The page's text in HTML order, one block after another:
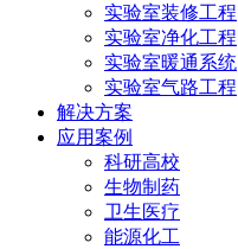
实验室装修工程
实验室净化工程
实验室暖通系统
实验室气路工程
解决方案
应用案例
科研高校
生物制药
卫生医疗
能源化工